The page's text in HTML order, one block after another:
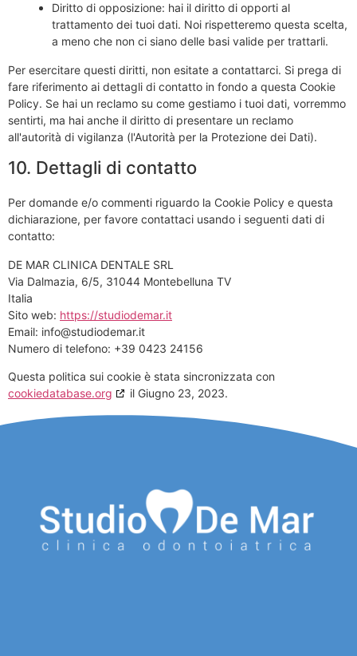
Diritto di opposizione: hai il diritto di opporti al
trattamento dei tuoi dati. Noi rispetteremo questa scelta,
a meno che non ci siano delle basi valide per trattarli.
Per esercitare questi diritti, non esitate a contattarci. Si prega di
fare riferimento ai dettagli di contatto in fondo a questa Cookie
Policy. Se hai un reclamo su come gestiamo i tuoi dati, vorremmo
sentirti, ma hai anche il diritto di presentare un reclamo
all'autorità di vigilanza (l'Autorità per la Protezione dei Dati).
10. Dettagli di contatto
Per domande e/o commenti riguardo la Cookie Policy e questa
dichiarazione, per favore contattaci usando i seguenti dati di
contatto:
DE MAR CLINICA DENTALE SRL
Via Dalmazia, 6/5, 31044 Montebelluna TV
Italia
Sito web: https://studiodemar.it
Email: ti.ramedoiduts@ofni
Numero di telefono: +39 0423 24156
Questa politica sui cookie è stata sincronizzata con
cookiedatabase.org
il Giugno 23, 2023.